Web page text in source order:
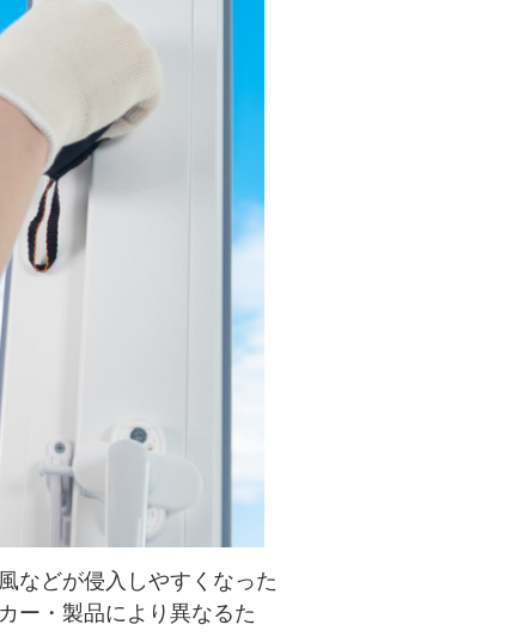
などが侵入しやすくなった
ー・製品により異なるた